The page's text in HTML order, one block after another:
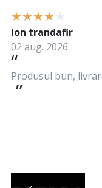
Produsul bun,
Ion trandafir
02 aug. 2026